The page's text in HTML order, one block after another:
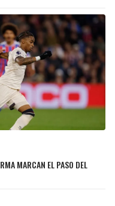
MARCAN EL PASO DEL